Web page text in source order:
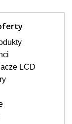
za
znać
SIĘ
LCD